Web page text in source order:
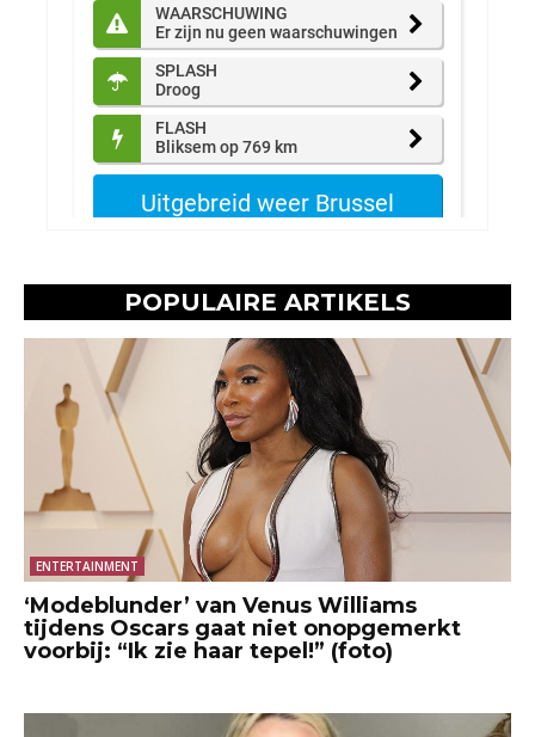
POPULAIRE ARTIKELS
ENTERTAINMENT
‘Modeblunder’ van Venus Williams
tijdens Oscars gaat niet onopgemerkt
voorbij: “Ik zie haar tepel!” (foto)